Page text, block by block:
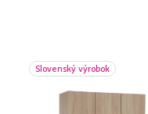
Slovenský výrobok